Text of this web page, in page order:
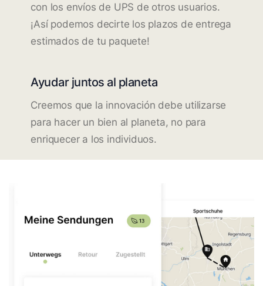
con los envíos de UPS de otros usuarios.
¡Así podemos decirte los plazos de entrega
estimados de tu paquete!
Ayudar juntos al planeta
Creemos que la innovación debe utilizarse
para hacer un bien al planeta, no para
enriquecer a los individuos.